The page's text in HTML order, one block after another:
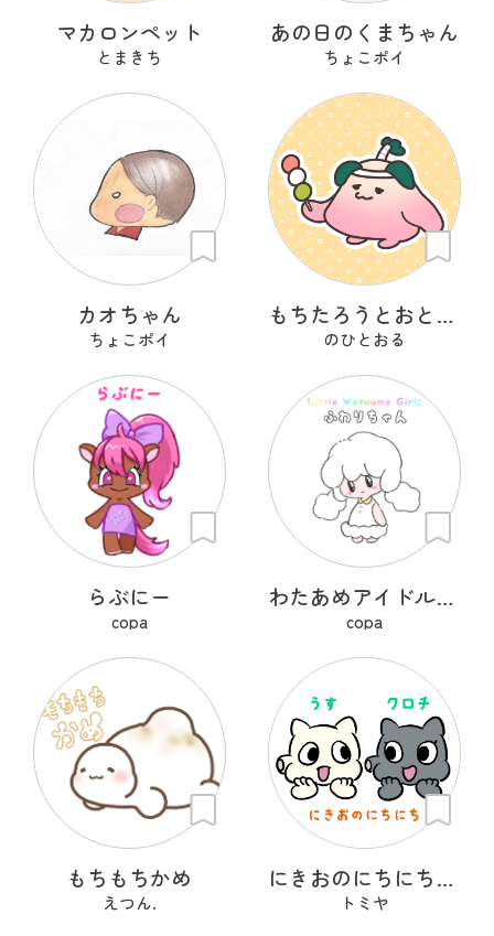
マカロンペット
とまきち
あの日のくまちゃん
ちょこポイ
カオちゃん
ちょこポイ
もちたろうとおとももち
のひとおる
らぶにー
copa
わたあめアイドルのふわりちゃん
copa
もちもちかめ
えつん.
にきおのにちにち・もちもち
トミヤ